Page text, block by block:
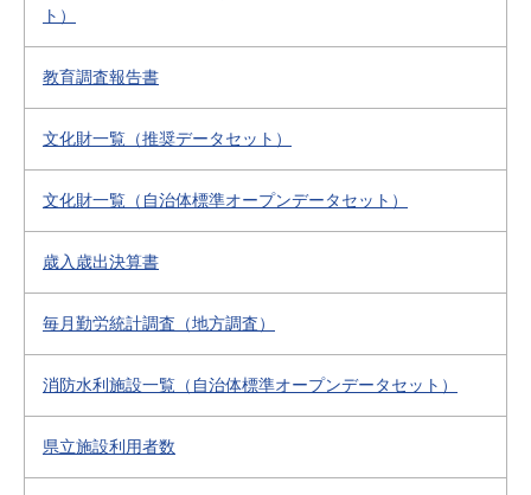
ト）
教育調査報告書
文化財一覧（推奨データセット）
文化財一覧（自治体標準オープンデータセット）
歳入歳出決算書
毎月勤労統計調査（地方調査）
消防水利施設一覧（自治体標準オープンデータセット）
県立施設利用者数